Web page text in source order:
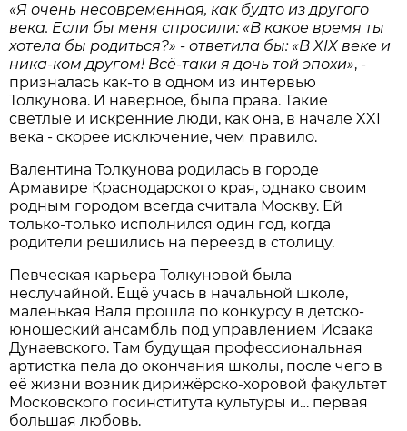
«Я очень несовременная, как будто из другого
века. Если бы меня спросили: «В какое время ты
хотела бы родиться?» - ответила бы: «В XIX веке и
ника-ком другом! Всё-таки я дочь той эпохи», -
призналась как-то в одном из интервью
Толкунова. И наверное, была права. Такие
светлые и искренние люди, как она, в начале XXI
века - скорее исключение, чем правило.
Валентина Толкунова родилась в городе
Армавире Краснодарского края, однако своим
родным городом всегда считала Москву. Ей
только-только исполнился один год, когда
родители решились на переезд в столицу.
Певческая карьера Толкуновой была
неслучайной. Ещё учась в начальной школе,
маленькая Валя прошла по конкурсу в детско-
юношеский ансамбль под управлением Исаака
Дунаевского. Там будущая профессиональная
артистка пела до окончания школы, после чего в
её жизни возник дирижёрско-хоровой факультет
Московского госинститута культуры и… первая
большая любовь.